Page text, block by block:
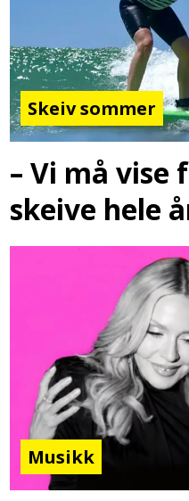
Skeiv sommer
– Vi må vise
skeive hele
Musikk